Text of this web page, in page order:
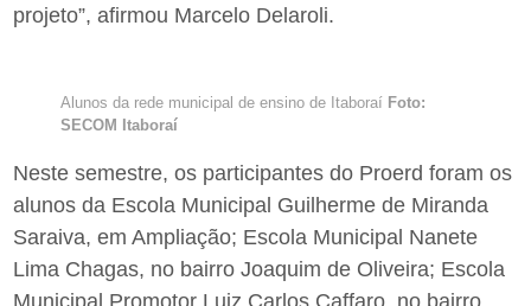
projeto”, afirmou Marcelo Delaroli.
Alunos da rede municipal de ensino de Itaboraí Foto:
SECOM Itaboraí
Neste semestre, os participantes do Proerd foram os
alunos da Escola Municipal Guilherme de Miranda
Saraiva, em Ampliação; Escola Municipal Nanete
Lima Chagas, no bairro Joaquim de Oliveira; Escola
Municipal Promotor Luiz Carlos Caffaro, no bairro